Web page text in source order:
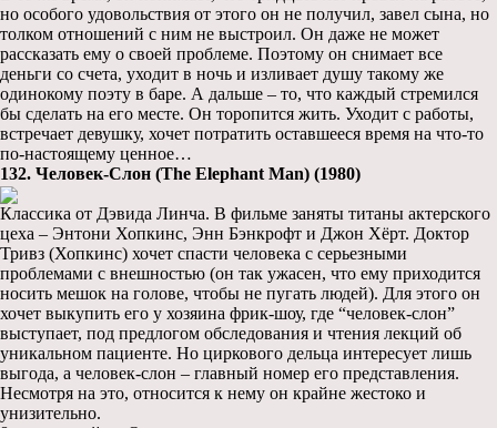
но особого удовольствия от этого он не получил, завел сына, но
толком отношений с ним не выстроил. Он даже не может
рассказать ему о своей проблеме. Поэтому он снимает все
деньги со счета, уходит в ночь и изливает душу такому же
одинокому поэту в баре. А дальше – то, что каждый стремился
бы сделать на его месте. Он торопится жить. Уходит с работы,
встречает девушку, хочет потратить оставшееся время на что-то
по-настоящему ценное…
132. Человек-Слон (The Elephant Man) (1980)
Классика от Дэвида Линча. В фильме заняты титаны актерского
цеха – Энтони Хопкинс, Энн Бэнкрофт и Джон Хёрт. Доктор
Тривз (Хопкинс) хочет спасти человека с серьезными
проблемами с внешностью (он так ужасен, что ему приходится
носить мешок на голове, чтобы не пугать людей). Для этого он
хочет выкупить его у хозяина фрик-шоу, где “человек-слон”
выступает, под предлогом обследования и чтения лекций об
уникальном пациенте. Но циркового дельца интересует лишь
выгода, а человек-слон – главный номер его представления.
Несмотря на это, относится к нему он крайне жестоко и
унизительно.